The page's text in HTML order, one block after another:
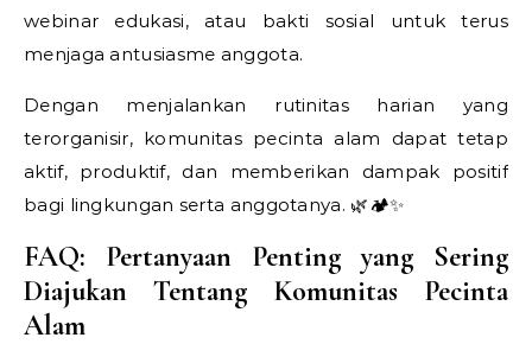
webinar edukasi, atau bakti sosial untuk terus
menjaga antusiasme anggota.
Dengan menjalankan rutinitas harian yang
terorganisir, komunitas pecinta alam dapat tetap
aktif, produktif, dan memberikan dampak positif
bagi lingkungan serta anggotanya. 🌿🏕️✨
FAQ: Pertanyaan Penting yang Sering
Diajukan Tentang Komunitas Pecinta
Alam